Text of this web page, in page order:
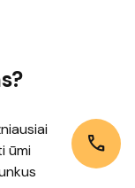
ūmi
call